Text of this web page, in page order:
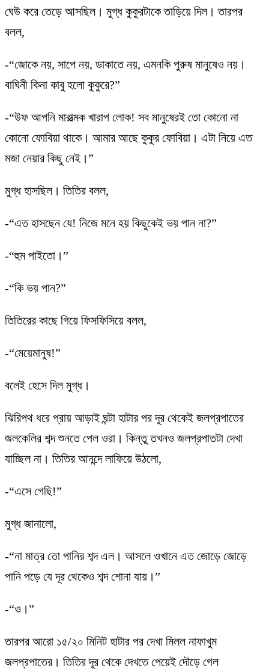
ঘেউ করে তেড়ে আসছিল। মুগ্ধ কুকুরটাকে তাড়িয়ে দিল। তারপর
বলল,
-“জোকে নয়, সাপে নয়, ডাকাতে নয়, এমনকি পুরুষ মানুষেও নয়।
বাঘিনী কিনা কাবু হলো কুকুরে?”
-“উফ আপনি মারাত্মক খারাপ লোক! সব মানুষেরই তো কোনো না
কোনো ফোবিয়া থাকে। আমার আছে কুকুর ফোবিয়া। এটা নিয়ে এত
মজা নেয়ার কিছু নেই।”
মুগ্ধ হাসছিল। তিতির বলল,
-“এত হাসছেন যে! নিজে মনে হয় কিছুকেই ভয় পান না?”
-“হুম পাইতো।”
-“কি ভয় পান?”
তিতিরের কাছে গিয়ে ফিসফিসিয়ে বলল,
-“মেয়েমানুষ!”
বলেই হেসে দিল মুগ্ধ।
ঝিরিপথ ধরে প্রায় আড়াই ঘন্টা হাটার পর দূর থেকেই জলপ্রপাতের
জলকেলির শব্দ শুনতে পেল ওরা। কিন্তু তখনও জলপ্রপাতটা দেখা
যাচ্ছিল না। তিতির আনন্দে লাফিয়ে উঠলো,
-“এসে গেছি!”
মুগ্ধ জানালো,
-“না মাত্র তো পানির শব্দ এল। আসলে ওখানে এত জোড়ে জোড়ে
পানি পড়ে যে দূর থেকেও শব্দ শোনা যায়।”
-“ও।”
তারপর আরো ১৫/২০ মিনিট হাটার পর দেখা মিলল নাফাখুম
জলপ্রপাতের। তিতির দূর থেকে দেখতে পেয়েই দৌড়ে গেল